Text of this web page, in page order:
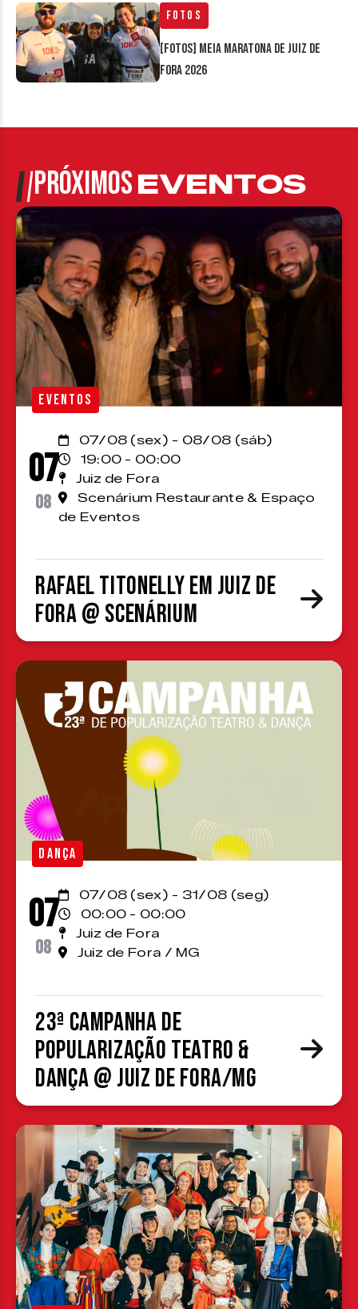
Fotos
[FOTOS] Meia Maratona de Juiz de
Fora 2026
PRÓXIMOSEVENTOS
EVENTOS
07
08
07/08 (sex) - 08/08 (sáb)
19:00 - 00:00
Juiz de Fora
Scenárium Restaurante & Espaço
de Eventos
Rafael Titonelly em Juiz de
Fora @ Scenárium
DANÇA
07
08
07/08 (sex) - 31/08 (seg)
00:00 - 00:00
Juiz de Fora
Juiz de Fora / MG
23ª Campanha de
Popularização Teatro &
Dança @ Juiz de Fora/MG